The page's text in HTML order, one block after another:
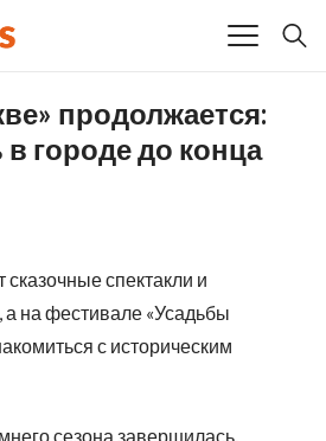
продолжается:
в городе до конца
спектакли и
а на фестивале «Усадьбы
с историческим
сезона завершилась,